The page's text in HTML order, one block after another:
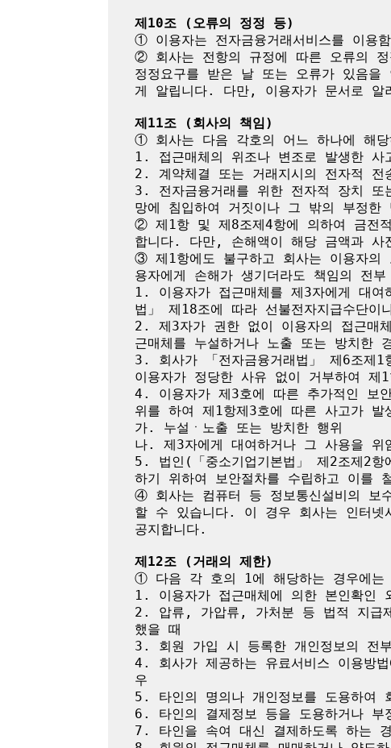
제10조 (오류의 정정 등)
① 이용자는 전자금융거래서비스를 이
② 회사는 전항의 규정에 따른 오류의
정정요구를 받은 날 또는 오류가 있음
게 알립니다. 다만, 이용자가 문서로 알
제11조 (회사의 책임)
① 회사는 다음 각호의 어느 하나에 해당
1. 접근매체의 위조나 변조로 발생한 사
2. 계약체결 또는 거래지시의 전자적 전
3. 전자금융거래를 위한 전자적 장치
망에 침입하여 거짓이나 그 밖의 부정한
② 제1항 및 제8조제4항에 의하여 금전
합니다. 다만, 손해액이 해당 금액과 사
③ 제1항에도 불구하고 회사는 이용자의
용자에게 손해가 생기더라도 책임의 전
1. 이용자가 접근매체를 제3자에게 대
법」 제18조에 따라 선불전자지급수단
2. 제3자가 권한 없이 이용자의 접근매
근매체를 누설하거나 노출 또는 방치한
3. 회사가 「전자금융거래법」 제6조제
이용자가 정당한 사유 없이 거부하여 제
4. 이용자가 제3호에 따른 추가적인 보
위를 하여 제1항제3호에 따른 사고가 발
가. 누설ㆍ노출 또는 방치한 행위
나. 제3자에게 대여하거나 그 사용을 위
5. 법인(「중소기업기본법」 제2조제2
하기 위하여 보안절차를 수립하고 이를
④ 회사는 컴퓨터 등 정보통신설비의 보
할 수 있습니다. 이 경우 회사는 인터넷
공지합니다.
제12조 (거래의 제한)
① 다음 각 호의 1에 해당하는 경우에는
1. 이용자가 접근매체에 의한 본인확인
2. 압류, 가압류, 가처분 등 법적 지급제
했을 때
3. 회원 가입 시 등록한 개인정보의 전
4. 회사가 제공하는 유료서비스 이용방
우
5. 타인의 명의나 개인정보를 도용하여
6. 타인의 결제정보 등을 도용하거나 부
7. 타인을 속여 대신 결제하도록 하는